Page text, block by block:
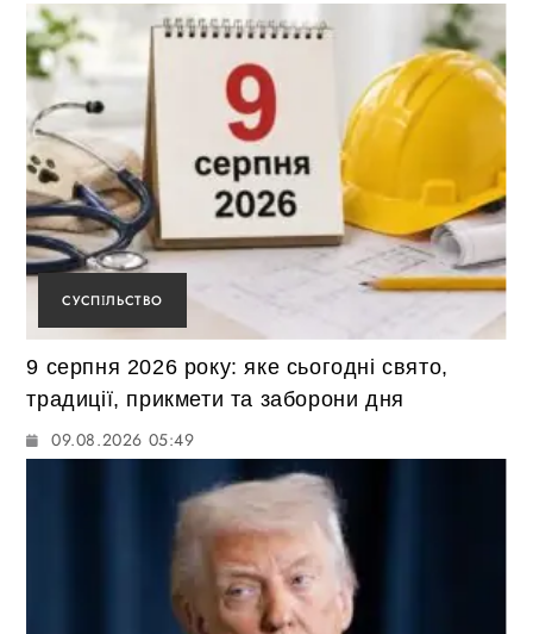
СУСПІЛЬСТВО
9 серпня 2026 року: яке сьогодні свято,
традиції, прикмети та заборони дня
09.08.2026 05:49